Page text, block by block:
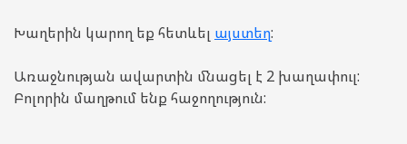
Խաղերին կարող եք հետևել այստեղ:
Առաջնության ավարտին մնացել է 2 խաղափուլ:
Բոլորին մաղթում ենք հաջողություն: